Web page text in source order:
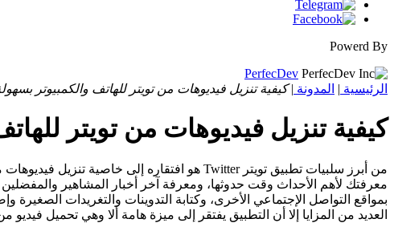
Powerd By
PerfecDev
الرئيسية | المدونة | كيفية تنزيل فيديوهات من تويتر للهاتف والكمبيوتر
كيفية تنزيل فيديوهات من تويتر
من أبرز سلبيات تطبيق تويتر Twitter هو افتقاره إلى خاصية تنزيل فيديوهات من تويتر Download Videos from Twitter . فعلى الرغم من الخصائص والمميزات الكثيرة التي ستحصل عليها بعد
معرفتك لأهم الأحداث وقت حدوثها، ومعرفة آخر أخبار المشاهير
بمواقع التواصل الإجتماعي الأخرى، وكتابة التدوينات والتغريدات
العديد من المزايا إلا أن التطبيق يفتقر إلى ميزة هامة ألا وهي تحميل فيديو